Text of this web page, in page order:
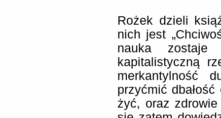
Rożek dzieli
nich jest
nauka zostaje
kapitalistyczną
merkantylność
przyćmić
żyć, oraz